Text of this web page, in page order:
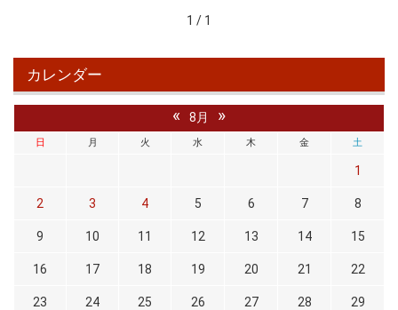
1 / 1
カレンダー
« 8月 »
日 月 火 水 木 金 土
1
2 3 4 5 6 7 8
9 10 11 12 13 14 15
16 17 18 19 20 21 22
23 24 25 26 27 28 29